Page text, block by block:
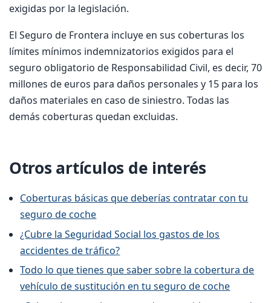
exigidas por la legislación.
El Seguro de Frontera incluye en sus coberturas los
límites mínimos indemnizatorios exigidos para el
seguro obligatorio de Responsabilidad Civil, es decir, 70
millones de euros para daños personales y 15 para los
daños materiales en caso de siniestro. Todas las
demás coberturas quedan excluidas.
Otros artículos de interés
Coberturas básicas que deberías contratar con tu
seguro de coche
¿Cubre la Seguridad Social los gastos de los
accidentes de tráfico?
Todo lo que tienes que saber sobre la cobertura de
vehículo de sustitución en tu seguro de coche